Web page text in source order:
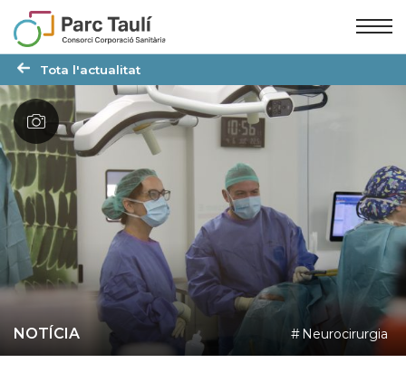
Skip
to
Content
Skip
to
navigation
Tota l'actualitat
Neurocirurgia
NOTÍCIA